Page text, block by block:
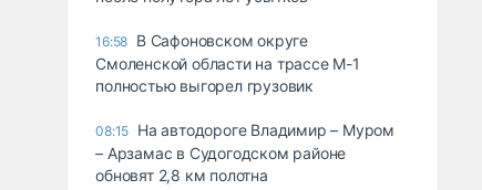
16:58 В Сафоновском округе
Смоленской области на трассе М-1
полностью выгорел грузовик
08:15 На автодороге Владимир – Муром
– Арзамас в Судогодском районе
обновят 2,8 км полотна